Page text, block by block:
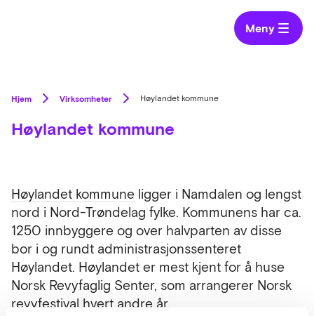
Meny
Hjem Virksomheter Høylandet kommune
Høylandet kommune
Høylandet kommune ligger i Namdalen og lengst
nord i Nord-Trøndelag fylke. Kommunens har ca.
1250 innbyggere og over halvparten av disse
bor i og rundt administrasjonssenteret
Høylandet. Høylandet er mest kjent for å huse
Norsk Revyfaglig Senter, som arrangerer Norsk
revyfestival hvert andre år.